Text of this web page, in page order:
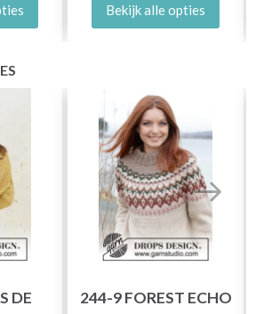
Bekijk alle opties
DE
244-9 FOREST ECHO